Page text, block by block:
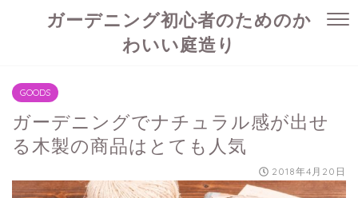
ガーデニング初心者のためのか
わいい庭造り
GOODS
ガーデニングでナチュラル感が出せ
る木製の商品はとても人気
2018年4月20日